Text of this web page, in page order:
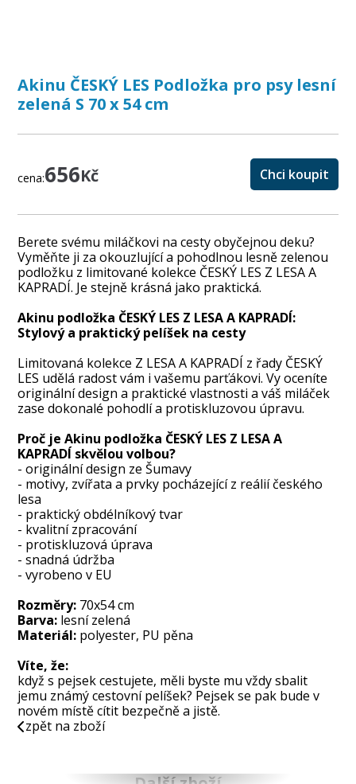
Akinu ČESKÝ LES Podložka pro psy lesní
zelená S 70 x 54 cm
cena:656Kč Chci koupit
Berete svému miláčkovi na cesty obyčejnou deku?
Vyměňte ji za okouzlující a pohodlnou lesně zelenou
podložku z limitované kolekce ČESKÝ LES Z LESA A
KAPRADÍ. Je stejně krásná jako praktická.
Akinu podložka ČESKÝ LES Z LESA A KAPRADÍ:
Stylový a praktický pelíšek na cesty
Limitovaná kolekce Z LESA A KAPRADÍ z řady ČESKÝ
LES udělá radost vám i vašemu parťákovi. Vy oceníte
originální design a praktické vlastnosti a váš miláček
zase dokonalé pohodlí a protiskluzovou úpravu.
Proč je Akinu podložka ČESKÝ LES Z LESA A
KAPRADÍ skvělou volbou?
- originální design ze Šumavy
- motivy, zvířata a prvky pocházející z reálií českého
lesa
- praktický obdélníkový tvar
- kvalitní zpracování
- protiskluzová úprava
- snadná údržba
- vyrobeno v EU
Rozměry: 70x54 cm
Barva: lesní zelená
Materiál: polyester, PU pěna
Víte, že:
když s pejsek cestujete, měli byste mu vždy sbalit
jemu známý cestovní pelíšek? Pejsek se pak bude v
novém místě cítit bezpečně a jistě.
zpět na zboží